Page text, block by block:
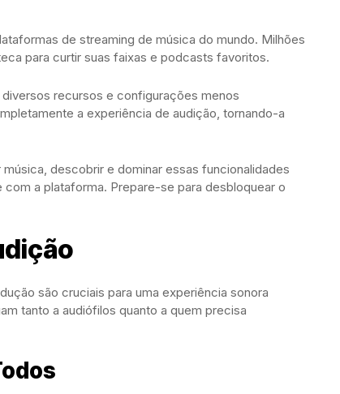
de streaming de música do mundo. Milhões
para curtir suas faixas e podcasts favoritos.
recursos e configurações menos
a experiência de audição, tornando-a
descobrir e dominar essas funcionalidades
a plataforma. Prepare-se para desbloquear o
são cruciais para uma experiência sonora
tanto a audiófilos quanto a quem precisa